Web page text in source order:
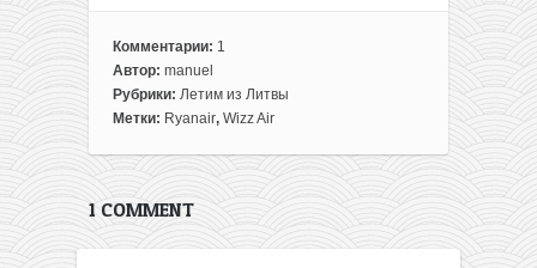
Комментарии: 1
Автор: manuel
Рубрики: Летим из Литвы
Метки: Ryanair, Wizz Air
1 COMMENT